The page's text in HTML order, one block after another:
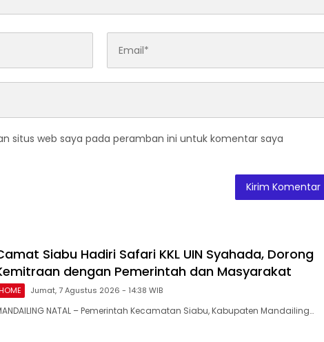
situs web saya pada peramban ini untuk komentar saya
Siabu Hadiri Safari KKL UIN Syahada, Dorong
dengan Pemerintah dan Masyarakat
HOME Jumat, 7 Agustus 2026 - 14:38 WIB
NATAL – Pemerintah Kecamatan Siabu, Kabupaten Mandailing…